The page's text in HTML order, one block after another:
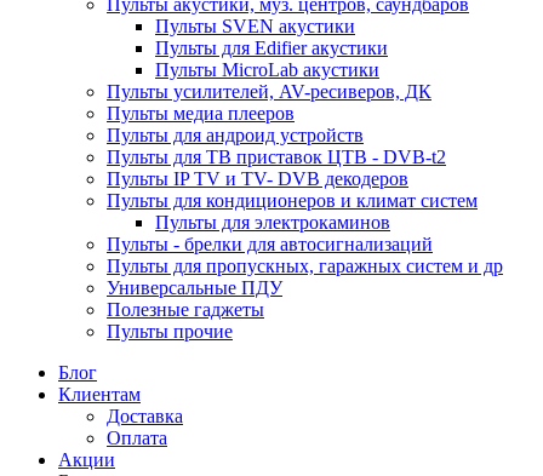
Пульты акустики, муз. центров, саундбаров
Пульты SVEN акустики
Пульты для Edifier акустики
Пульты MicroLab акустики
Пульты усилителей, AV-ресиверов, ДК
Пульты медиа плееров
Пульты для андроид устройств
Пульты для ТВ приставок ЦТВ - DVB-t2
Пульты IP TV и TV- DVB декодеров
Пульты для кондиционеров и климат систем
Пульты для электрокаминов
Пульты - брелки для автосигнализаций
Пульты для пропускных, гаражных систем и др
Универсальные ПДУ
Полезные гаджеты
Пульты прочие
Блог
Клиентам
Доставка
Оплата
Акции